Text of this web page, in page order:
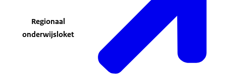
Regionaal
onderwijsloket